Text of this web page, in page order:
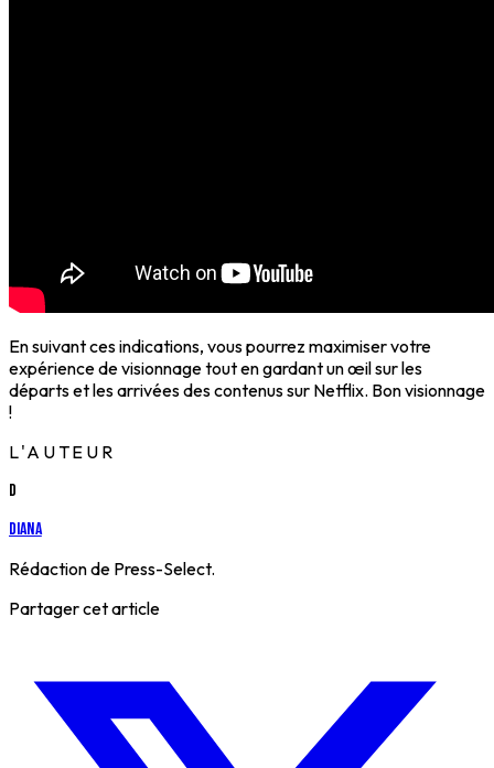
En suivant ces indications, vous pourrez maximiser votre
expérience de visionnage tout en gardant un œil sur les
départs et les arrivées des contenus sur Netflix. Bon visionnage
!
L'AUTEUR
D
Diana
Rédaction de Press-Select.
Partager cet article